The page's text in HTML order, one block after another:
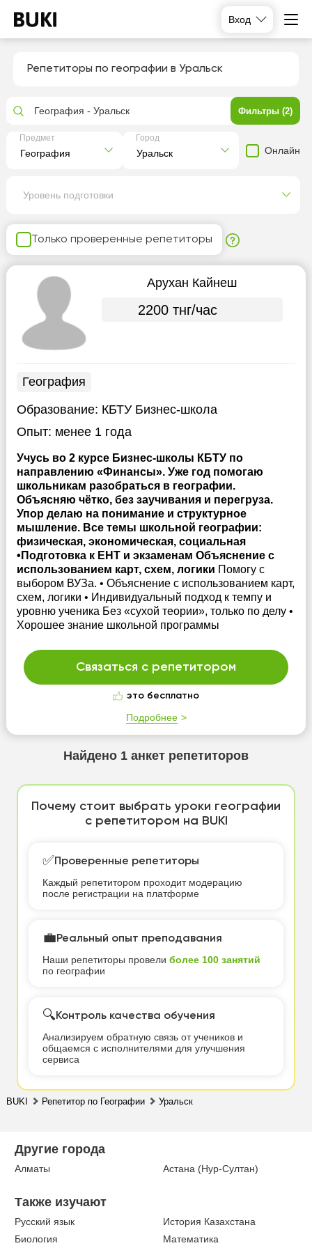
Вход
Репетиторы по географии в Уральск
Только проверенные репетиторы
Арухан Кайнеш
2200 тнг/час
География
Образование: КБТУ Бизнес-школа
Опыт: менее 1 года
Учусь во 2 курсе Бизнес-школы КБТУ по
направлению «Финансы». Уже год помогаю
школьникам разобраться в географии.
Объясняю чётко, без заучивания и перегруза.
Упор делаю на понимание и структурное
мышление. Все темы школьной географии:
физическая, экономическая, социальная
•Подготовка к ЕНТ и экзаменам Объяснение с
использованием карт, схем, логики Помогу с
выбором ВУЗа. • Объяснение с использованием карт,
схем, логики • Индивидуальный подход к темпу и
уровню ученика Без «сухой теории», только по делу •
Хорошее знание школьной программы
Связаться с репетитором
это бесплатно
Подробнее
Найдено 1 анкет репетиторов
Почему стоит выбрать уроки географии
с репетитором на BUKI
✅Проверенные репетиторы
Каждый репетитором проходит модерацию
после регистрации на платформе
💼Реальный опыт преподавания
Наши репетиторы провели более 100 занятий
по географии
🔍Контроль качества обучения
Анализируем обратную связь от учеников и
общаемся с исполнителями для улучшения
сервиса
BUKI Репетитор по Географии Уральск
География - Уральск Фильтры (2)
Предмет Город
Онлайн
Уровень подготовки
Другие города
Алматы Астана (Нур-Султан)
Также изучают
Русский язык
История Казахстана
Биология
Математика